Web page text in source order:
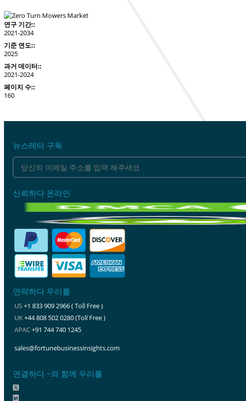
연구 기간::
2021-2034
기준 연도::
2025
과거 데이터::
2021-2024
페이지 수::
160
뉴스레터 구독
신뢰하다 온라인
연락하다 우리를
US+1 833 909 2966 ( Toll Free )
UK+44 808 502 0280 (Toll Free )
APAC+91 744 740 1245
sales@fortunebusinessinsights.com
연결하다 ~와 함께 우리를